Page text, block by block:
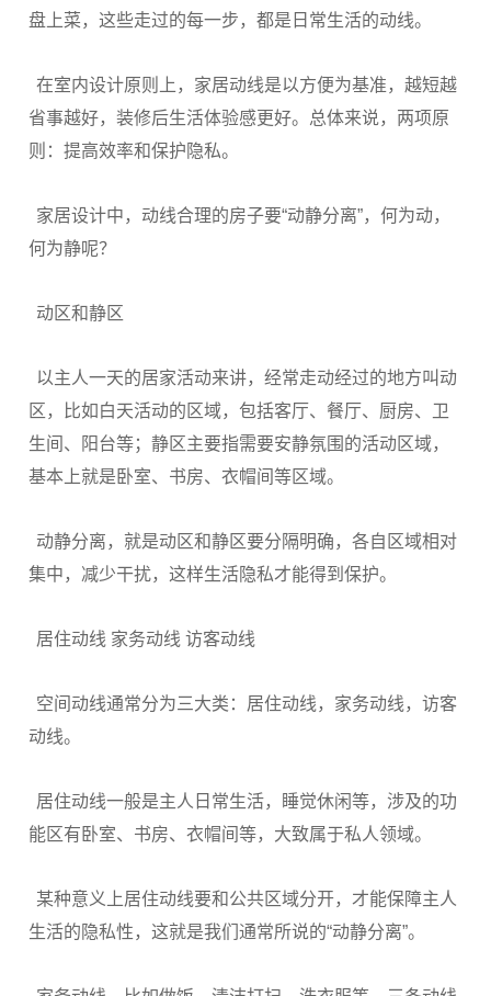
盘上菜，这些走过的每一步，都是日常生活的动线。
在室内设计原则上，家居动线是以方便为基准，越短越
省事越好，装修后生活体验感更好。总体来说，两项原
则：提高效率和保护隐私。
家居设计中，动线合理的房子要“动静分离”，何为动，
何为静呢？
动区和静区
以主人一天的居家活动来讲，经常走动经过的地方叫动
区，比如白天活动的区域，包括客厅、餐厅、厨房、卫
生间、阳台等；静区主要指需要安静氛围的活动区域，
基本上就是卧室、书房、衣帽间等区域。
动静分离，就是动区和静区要分隔明确，各自区域相对
集中，减少干扰，这样生活隐私才能得到保护。
居住动线 家务动线 访客动线
空间动线通常分为三大类：居住动线，家务动线，访客
动线。
居住动线一般是主人日常生活，睡觉休闲等，涉及的功
能区有卧室、书房、衣帽间等，大致属于私人领域。
某种意义上居住动线要和公共区域分开，才能保障主人
生活的隐私性，这就是我们通常所说的“动静分离”。